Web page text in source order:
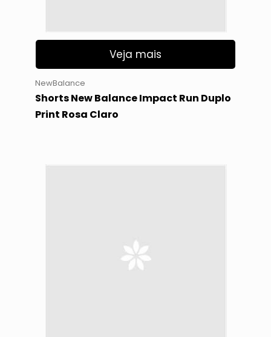
Veja mais
NewBalance
Shorts New Balance Impact Run Duplo
Print Rosa Claro